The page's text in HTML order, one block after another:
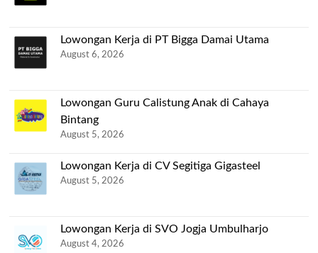
Lowongan Kerja di PT Bigga Damai Utama
August 6, 2026
Lowongan Guru Calistung Anak di Cahaya
Bintang
August 5, 2026
Lowongan Kerja di CV Segitiga Gigasteel
August 5, 2026
Lowongan Kerja di SVO Jogja Umbulharjo
August 4, 2026